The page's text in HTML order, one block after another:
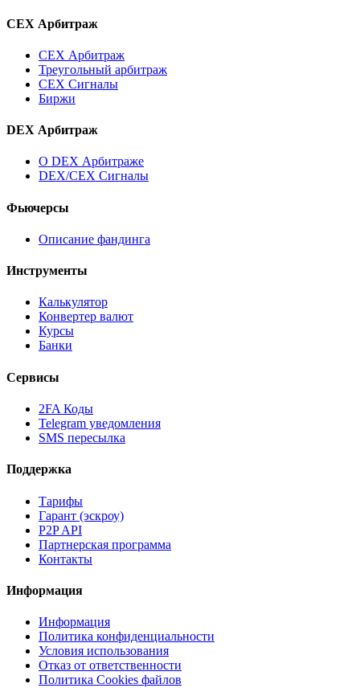
CEX Арбитраж
CEX Арбитраж
Треугольный арбитраж
CEX Сигналы
Биржи
DEX Арбитраж
О DEX Арбитраже
DEX/CEX Сигналы
Фьючерсы
Описание фандинга
Инструменты
Калькулятор
Конвертер валют
Курсы
Банки
Сервисы
2FA Коды
Telegram уведомления
SMS пересылка
Поддержка
Тарифы
Гарант (эскроу)
P2P API
Партнерская программа
Контакты
Информация
Информация
Политика конфиденциальности
Условия использования
Отказ от ответственности
Политика Cookies файлов